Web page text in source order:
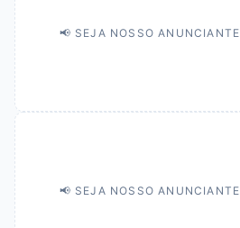
📢 SEJA NOSSO ANUNCIANTE
📢 SEJA NOSSO ANUNCIANTE